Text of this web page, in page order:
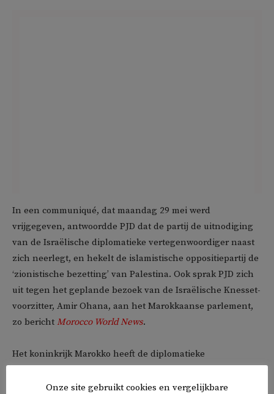
In een communiqué, dat maandag 29 mei werd
vrijgegeven, antwoordde PJD dat de partij de uitnodiging
van de Israëlische diplomatieke vertegenwoordiger naast
zich neerlegt, en hekelt de islamistische oppositiepartij de
‘zionistische bezetting’ van Palestina. Ook sprak PJD zich
uit tegen het geplande bezoek van de Israëlische Knesset-
voorzitter, Amir Ohana, aan het Marokkaanse parlement,
zo bericht Morocco World News.
Het koninkrijk Marokko heeft de diplomatieke
bemiddeling genormaliseerd, maar deze stap ligt erg
Onze site gebruikt cookies en vergelijkbare